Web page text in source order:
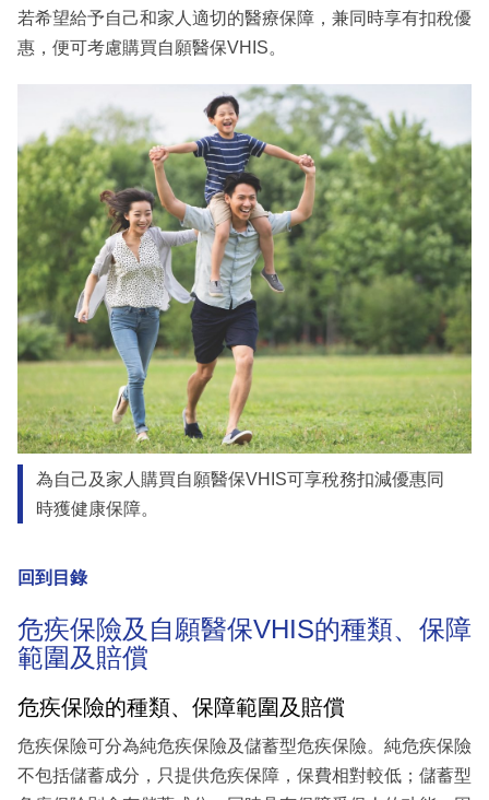
若希望給予自己和家人適切的醫療保障，兼同時享有扣稅優
惠，便可考慮購買自願醫保VHIS。
為自己及家人購買自願醫保VHIS可享稅務扣減優惠同
時獲健康保障。
回到目錄
危疾保險及自願醫保VHIS的種類、保障
範圍及賠償
危疾保險的種類、保障範圍及賠償
危疾保險可分為純危疾保險及儲蓄型危疾保險。純危疾保險
不包括儲蓄成分，只提供危疾保障，保費相對較低；儲蓄型